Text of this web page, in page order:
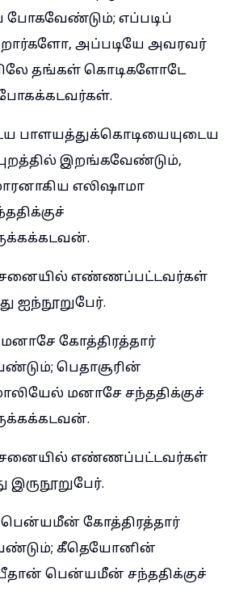
போகவேண்டும்; எப்படிப்
அப்படியே அவரவர்
தங்கள் கொடிகளோடே
பாளயத்துக்கொடியையுடைய
இறங்கவேண்டும்,
எலிஷாமா
எண்ணப்பட்டவர்கள்
ஐந்நூறுபேர்.
கோத்திரத்தார்
பெதாசூரின்
மனாசே சந்ததிக்குச்
எண்ணப்பட்டவர்கள்
இருநூறுபேர்.
கோத்திரத்தார்
கீதெயோனின்
பென்யமீன் சந்ததிக்குச்